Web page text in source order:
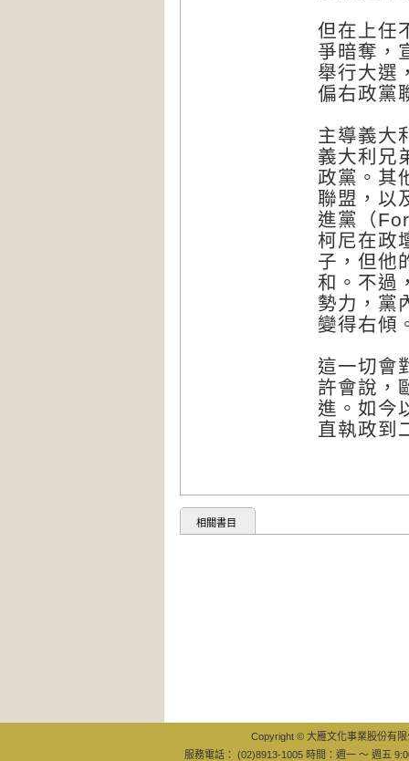
但在上任
爭暗奪，
舉行大選
偏右政黨
主導義大
義大利兄
政黨。其
聯盟，以
進黨（
柯尼在政
子，但他
和。不過
勢力，黨
變得右傾
這一切會
許會說，
進。如今
直執政到
相關書目
Copyright © 大雁文化事業股份有
服務電話： (02)8913-1005 時間：週一 ～ 週五